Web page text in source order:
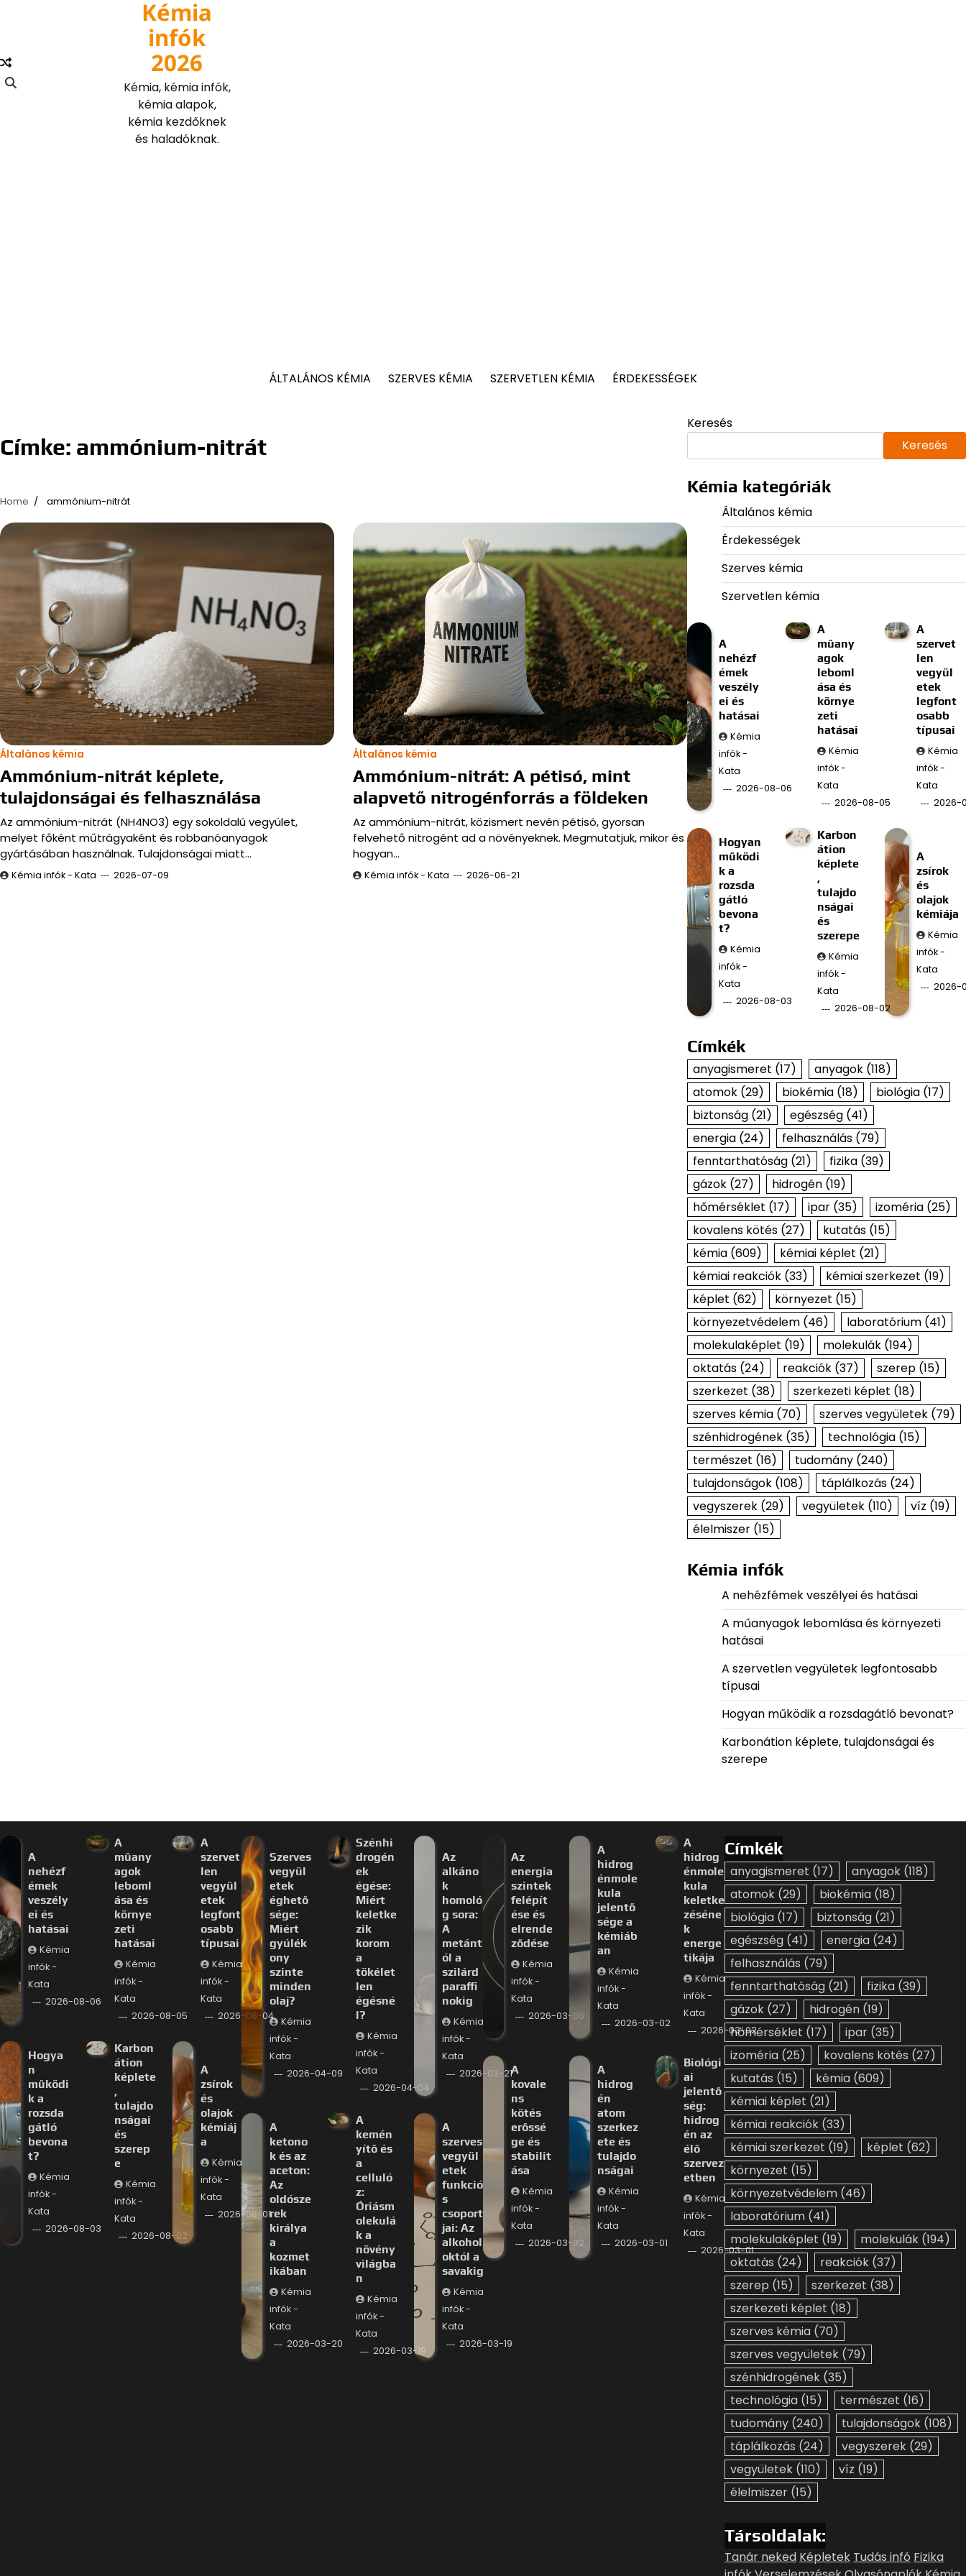
Kémia
infók
2026
Kémia, kémia infók,
kémia alapok,
kémia kezdőknek
és haladóknak.
ÁLTALÁNOS KÉMIA SZERVES KÉMIA SZERVETLEN KÉMIA ÉRDEKESSÉGEK
Címke: ammónium-nitrát
Home ammónium-nitrát
Általános kémia
Ammónium-nitrát képlete,
tulajdonságai és felhasználása
Az ammónium-nitrát (NH4NO3) egy sokoldalú vegyület,
melyet főként műtrágyaként és robbanóanyagok
gyártásában használnak. Tulajdonságai miatt…
Kémia infók - Kata 2026-07-09
Általános kémia
Ammónium-nitrát: A pétisó, mint
alapvető nitrogénforrás a földeken
Az ammónium-nitrát, közismert nevén pétisó, gyorsan
felvehető nitrogént ad a növényeknek. Megmutatjuk, mikor és
hogyan…
Kémia infók - Kata 2026-06-21
Keresés
Keresés
Kémia kategóriák
Általános kémia
Érdekességek
Szerves kémia
Szervetlen kémia
A
nehézf
émek
veszély
ei és
hatásai
Kémia
infók -
Kata
2026-08-06
A
műany
agok
leboml
ása és
környe
zeti
hatásai
Kémia
infók -
Kata
2026-08-05
A
szervet
len
vegyül
etek
legfont
osabb
típusai
Kémia
infók -
Kata
2026-
Hogyan
működi
k a
rozsda
gátló
bevona
t?
Kémia
infók -
Kata
2026-08-03
Karbon
átion
képlete
,
tulajdo
nságai
és
szerepe
Kémia
infók -
Kata
2026-08-02
A
zsírok
és
olajok
kémiája
Kémia
infók -
Kata
2026-
Címkék
anyagismeret (17) anyagok(118)
atomok(29) biokémia(18) biológia(17)
biztonság(21) egészség(41)
energia(24) felhasználás(79)
fenntarthatóság(21) fizika(39)
gázok(27) hidrogén(19)
hőmérséklet (17) ipar(35) izoméria(25)
kovalens kötés(27) kutatás(15)
kémia(609) kémiai képlet (21)
kémiai reakciók(33) kémiai szerkezet (19)
képlet (62) környezet (15)
környezetvédelem(46) laboratórium(41)
molekulaképlet (19) molekulák(194)
oktatás(24) reakciók(37) szerep(15)
szerkezet (38) szerkezeti képlet (18)
szerves kémia(70) szerves vegyületek(79)
szénhidrogének(35) technológia(15)
természet (16) tudomány(240)
tulajdonságok(108) táplálkozás(24)
vegyszerek(29) vegyületek(110) víz (19)
élelmiszer(15)
Kémia infók
A nehézfémek veszélyei és hatásai
A műanyagok lebomlása és környezeti
hatásai
A szervetlen vegyületek legfontosabb
típusai
Hogyan működik a rozsdagátló bevonat?
Karbonátion képlete, tulajdonságai és
szerepe
A
nehézf
émek
veszély
ei és
hatásai
Kémia
infók -
Kata
2026-08-06
A
műany
agok
leboml
ása és
környe
zeti
hatásai
Kémia
infók -
Kata
2026-08-05
A
szervet
len
vegyül
etek
legfont
osabb
típusai
Kémia
infók -
Kata
2026-08-04
Hogya
n
működi
k a
rozsda
gátló
bevona
t?
Kémia
infók -
Kata
2026-08-03
Karbon
átion
képlete
,
tulajdo
nságai
és
szerep
e
Kémia
infók -
Kata
2026-08-02
A
zsírok
és
olajok
kémiáj
a
Kémia
infók -
Kata
2026-08-01
Szerves
vegyül
etek
éghető
sége:
Miért
gyúlék
ony
szinte
minden
olaj?
Kémia
infók -
Kata
2026-04-09
Szénhi
drogén
ek
égése:
Miért
keletke
zik
korom
a
tökélet
len
égésné
l?
Kémia
infók -
Kata
2026-04-04
Az
alkáno
k
homoló
g sora:
A
metánt
ól a
szilárd
paraffi
nokig
Kémia
infók -
Kata
2026-03-21
A
ketono
k és az
aceton:
Az
oldósze
rek
királya
a
kozmet
ikában
Kémia
infók -
Kata
2026-03-20
A
kemén
yítő és
a
celluló
z:
Óriásm
olekulá
k a
növény
világba
n
Kémia
infók -
Kata
2026-03-19
A
szerves
vegyül
etek
funkció
s
csoport
jai: Az
alkohol
októl a
savakig
Kémia
infók -
Kata
2026-03-19
Az
energia
szintek
felépít
ése és
elrende
ződése
Kémia
infók -
Kata
2026-03-06
A
hidrog
énmole
kula
jelentő
sége a
kémiáb
an
Kémia
infók -
Kata
2026-03-02
A
hidrog
énmole
kula
keletke
zéséne
k
energe
tikája
Kémia
infók -
Kata
2026-03-02
A
kovale
ns
kötés
erőssé
ge és
stabilit
ása
Kémia
infók -
Kata
2026-03-02
A
hidrog
én
atom
szerkez
ete és
tulajdo
nságai
Kémia
infók -
Kata
2026-03-01
Biológi
ai
jelentő
ség:
hidrog
én az
élő
szervez
etben
Kémia
infók -
Kata
2026-03-01
Címkék
anyagismeret (17) anyagok (118)
atomok (29) biokémia (18)
biológia (17) biztonság (21)
egészség (41) energia (24)
felhasználás (79)
fenntarthatóság (21) fizika (39)
gázok (27) hidrogén (19)
hőmérséklet (17) ipar (35)
izoméria (25) kovalens kötés (27)
kutatás (15) kémia (609)
kémiai képlet (21)
kémiai reakciók (33)
kémiai szerkezet (19) képlet (62)
környezet (15)
környezetvédelem (46)
laboratórium (41)
molekulaképlet (19) molekulák (194)
oktatás (24) reakciók (37)
szerep (15) szerkezet (38)
szerkezeti képlet (18)
szerves kémia (70)
szerves vegyületek (79)
szénhidrogének (35)
technológia (15) természet (16)
tudomány (240) tulajdonságok (108)
táplálkozás (24) vegyszerek (29)
vegyületek (110) víz (19)
élelmiszer (15)
Társoldalak:
Tanár neked Képletek Tudás infó Fizika